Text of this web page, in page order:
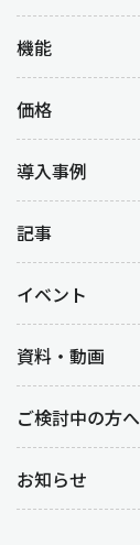
機能
価格
導入事例
記事
イベント
資料・動画
ご検討中の方へ
お知らせ